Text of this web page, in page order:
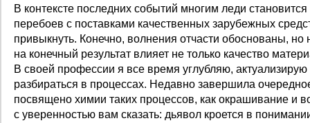
В контексте последних событий многим леди
перебоев с поставками качественных зарубежных
привык­нуть. Конечно, волнения отчасти обоснованы, но
на конечный результат влияет не только качество
В своей профессии я все время углубляю,
разбираться в процессах. Недавно завершила
посвящено химии таких процессов, как окрашивание и
с уверенностью вам сказать: дьявол кроется в